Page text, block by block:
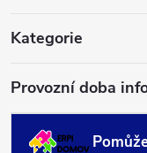
Kategorie
Provozní doba